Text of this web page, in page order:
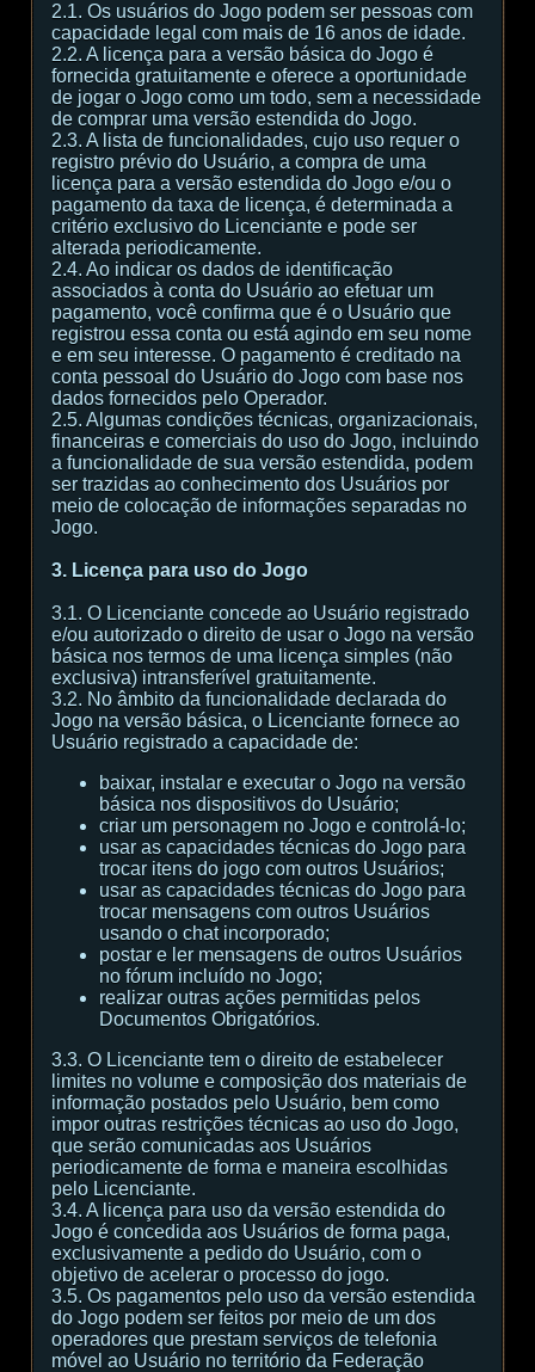
2.1. Os usuários do Jogo podem ser pessoas com
capacidade legal com mais de 16 anos de idade.
2.2. A licença para a versão básica do Jogo é
fornecida gratuitamente e oferece a oportunidade
de jogar o Jogo como um todo, sem a necessidade
de comprar uma versão estendida do Jogo.
2.3. A lista de funcionalidades, cujo uso requer o
registro prévio do Usuário, a compra de uma
licença para a versão estendida do Jogo e/ou o
pagamento da taxa de licença, é determinada a
critério exclusivo do Licenciante e pode ser
alterada periodicamente.
2.4. Ao indicar os dados de identificação
associados à conta do Usuário ao efetuar um
pagamento, você confirma que é o Usuário que
registrou essa conta ou está agindo em seu nome
e em seu interesse. O pagamento é creditado na
conta pessoal do Usuário do Jogo com base nos
dados fornecidos pelo Operador.
2.5. Algumas condições técnicas, organizacionais,
financeiras e comerciais do uso do Jogo, incluindo
a funcionalidade de sua versão estendida, podem
ser trazidas ao conhecimento dos Usuários por
meio de colocação de informações separadas no
Jogo.
3. Licença para uso do Jogo
3.1. O Licenciante concede ao Usuário registrado
e/ou autorizado o direito de usar o Jogo na versão
básica nos termos de uma licença simples (não
exclusiva) intransferível gratuitamente.
3.2. No âmbito da funcionalidade declarada do
Jogo na versão básica, o Licenciante fornece ao
Usuário registrado a capacidade de:
baixar, instalar e executar o Jogo na versão
básica nos dispositivos do Usuário;
criar um personagem no Jogo e controlá-lo;
usar as capacidades técnicas do Jogo para
trocar itens do jogo com outros Usuários;
usar as capacidades técnicas do Jogo para
trocar mensagens com outros Usuários
usando o chat incorporado;
postar e ler mensagens de outros Usuários
no fórum incluído no Jogo;
realizar outras ações permitidas pelos
Documentos Obrigatórios.
3.3. O Licenciante tem o direito de estabelecer
limites no volume e composição dos materiais de
informação postados pelo Usuário, bem como
impor outras restrições técnicas ao uso do Jogo,
que serão comunicadas aos Usuários
periodicamente de forma e maneira escolhidas
pelo Licenciante.
3.4. A licença para uso da versão estendida do
Jogo é concedida aos Usuários de forma paga,
exclusivamente a pedido do Usuário, com o
objetivo de acelerar o processo do jogo.
3.5. Os pagamentos pelo uso da versão estendida
do Jogo podem ser feitos por meio de um dos
operadores que prestam serviços de telefonia
móvel ao Usuário no território da Federação